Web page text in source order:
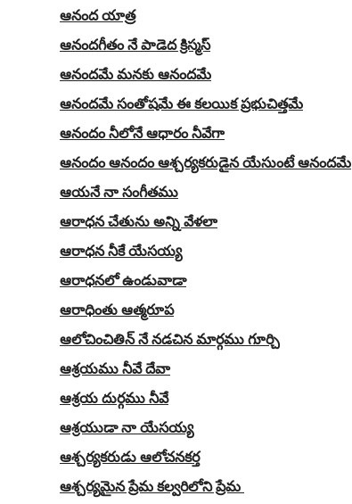
ఆనంద యాత్ర
ఆనందగీతం నే పాడెద క్రిస్మస్
ఆనందమే మనకు ఆనందమే
ఆనందమే సంతోషమే ఈ కలయిక ప్రభుచిత్తమే
ఆనందం నీలోనే ఆధారం నీవేగా
ఆనందం ఆనందం ఆశ్చర్యకరుడైన యేసుంటే ఆనందమే
ఆయనే నా సంగీతము
ఆరాధన చేతును అన్ని వేళలా
ఆరాధన నీకే యేసయ్య
ఆరాధనలో ఉండువాడా
ఆరాధింతు ఆత్మరూప
ఆలోచించితిన్ నే నడచిన మార్గము గూర్చి
ఆశ్రయము నీవే దేవా
ఆశ్రయ దుర్గము నీవే
ఆశ్రయుడా నా యేసయ్య
ఆశ్చర్యకరుడు ఆలోచనకర్త
ఆశ్చర్యమైన ప్రేమ కల్వరిలోని ప్రేమ